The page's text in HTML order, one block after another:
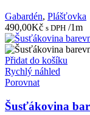
Gabardén, Plášťovka
490,00Kč s DPH /1m
Přidat do košíku
Rychlý náhled
Porovnat
Šusťákovina